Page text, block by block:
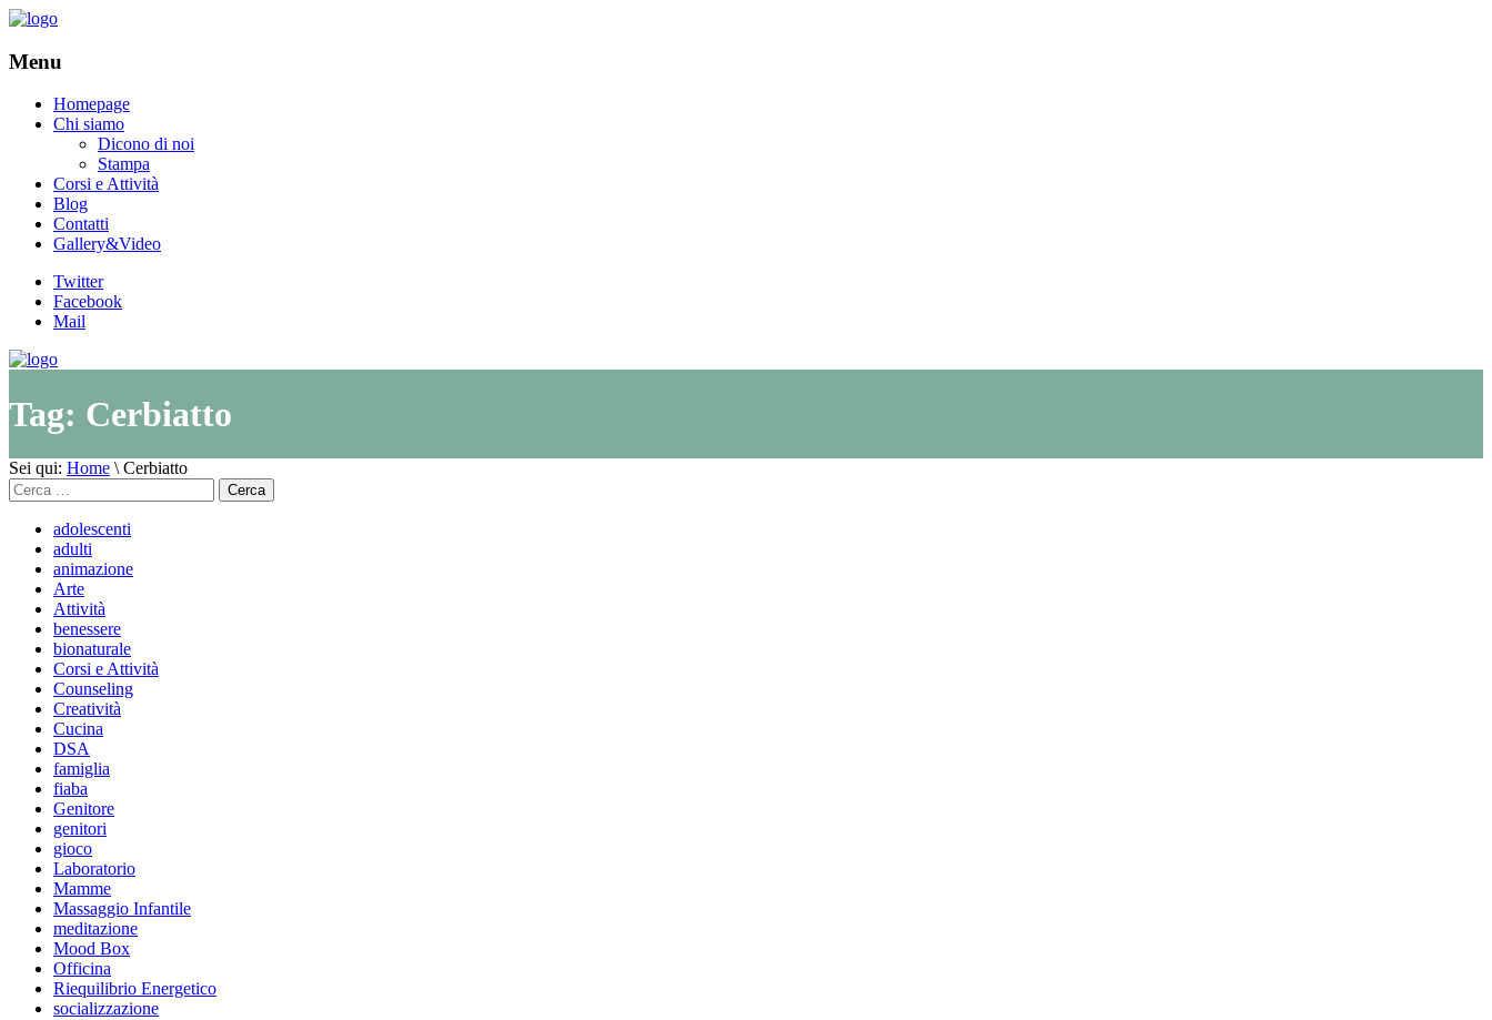
Menu
Homepage
Chi siamo
Dicono di noi
Stampa
Corsi e Attività
Blog
Contatti
Gallery&Video
Twitter
Facebook
Mail
Tag: Cerbiatto
Sei qui: Home \ Cerbiatto
Cerca
per:
adolescenti
adulti
animazione
Arte
Attività
benessere
bionaturale
Corsi e Attività
Counseling
Creatività
Cucina
DSA
famiglia
fiaba
Genitore
genitori
gioco
Laboratorio
Mamme
Massaggio Infantile
meditazione
Mood Box
Officina
Riequilibrio Energetico
socializzazione